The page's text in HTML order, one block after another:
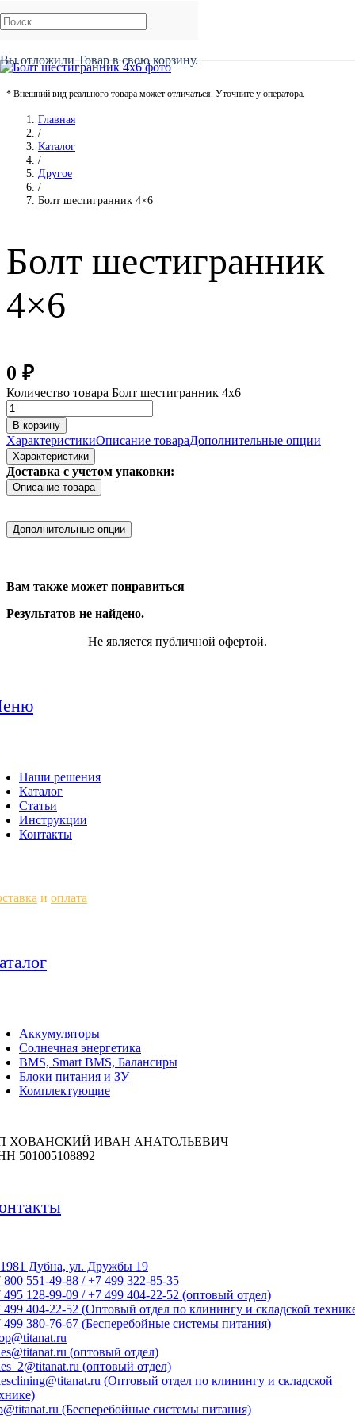
Вы отложили Товар в свою корзину.
* Внешний вид реального товара может отличаться. Уточните у оператора.
Главная
/
Каталог
/
Другое
/
Болт шестигранник 4×6
Болт шестигранник
4×6
0 ₽
Количество товара Болт шестигранник 4x6
В корзину
ХарактеристикиОписание товараДополнительные опции
Характеристики
Доставка с учетом упаковки:
Описание товара
Дополнительные опции
Вам также может понравиться
Результатов не найдено.
Не является публичной офертой.
Наши решения
Каталог
Статьи
Инструкции
Контакты
и оплата
Аккумуляторы
Солнечная энергетика
BMS, Smart BMS, Балансиры
Блоки питания и ЗУ
Комплектующие
ХОВАНСКИЙ ИВАН АНАТОЛЬЕВИЧ
501005108892
Дубна, ул. Дружбы 19
800 551-49-88 / +7 499 322-85-35
495 128-99-09 / +7 499 404-22-52 (оптовый отдел)
499 404-22-52 (Оптовый отдел по клинингу и складской
499 380-76-67 (Бесперебойные системы питания)
(оптовый отдел)
(оптовый отдел)
(Оптовый отдел по клинингу и складской
(Бесперебойные системы питания)